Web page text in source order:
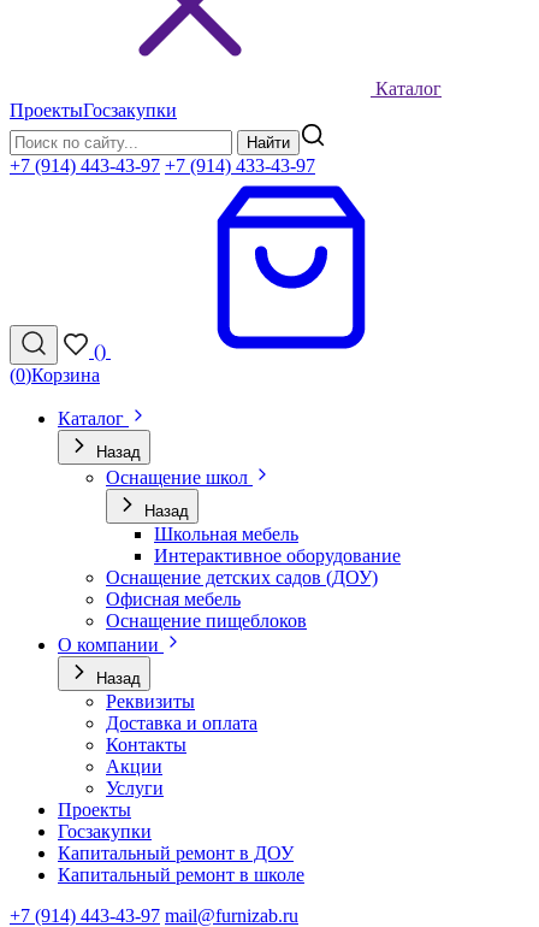
Каталог
ПроектыГосзакупки
Найти
+7 (914) 443-43-97 +7 (914) 433-43-97
()
(0)Корзина
Каталог
Назад
Оснащение школ
Назад
Школьная мебель
Интерактивное оборудование
Оснащение детских садов (ДОУ)
Офисная мебель
Оснащение пищеблоков
О компании
Назад
Реквизиты
Доставка и оплата
Контакты
Акции
Услуги
Проекты
Госзакупки
Капитальный ремонт в ДОУ
Капитальный ремонт в школе
+7 (914) 443-43-97 mail@furnizab.ru